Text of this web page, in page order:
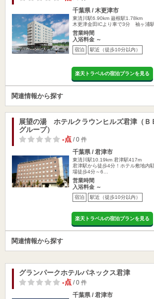
千葉県 / 木更津市
東清川駅6.90km 巌根駅1.78km
木更津金田ICより車で3分 袖ヶ浦
営業時間
入浴料金 ～
宿泊 駅近（徒歩10分以内）
楽天トラベルの宿泊プランを見る
関連情報から探す
展望の湯 ホテルクラウンヒルズ君津（Ｂ
グループ）
-点/ 0 件
千葉県 / 君津市
東清川駅10.19km 君津駅417m
君津駅から徒歩4分！ホテル敷地内
場徒歩4分～6…
営業時間
入浴料金 ～
宿泊 駅近（徒歩10分以内）
楽天トラベルの宿泊プランを見る
関連情報から探す
グランパークホテルパネックス君津
-点/ 0 件
千葉県 / 君津市